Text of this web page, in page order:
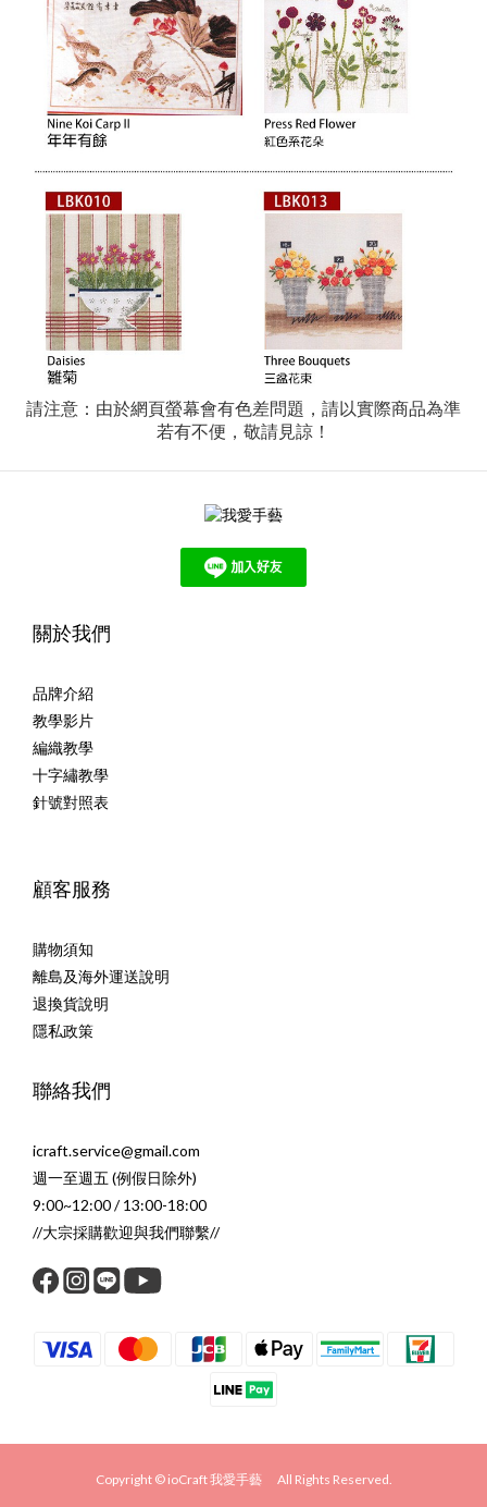
請注意：由於網頁螢幕會有色差問題，請以實際商品為準
若有不便，敬請見諒！
關於我們
品牌介紹
教學影片
編織教學
十字繡教學
針號對照表
顧客服務
購物須知
離島及海外運送說明
退換貨說明
隱私政策
聯絡我們
icraft.service@gmail.com
週一至週五 (例假日除外)
9:00~12:00 / 13:00-18:00
//大宗採購歡迎與我們聯繫//
Copyright © ioCraft 我愛手藝 All Rights Reserved.